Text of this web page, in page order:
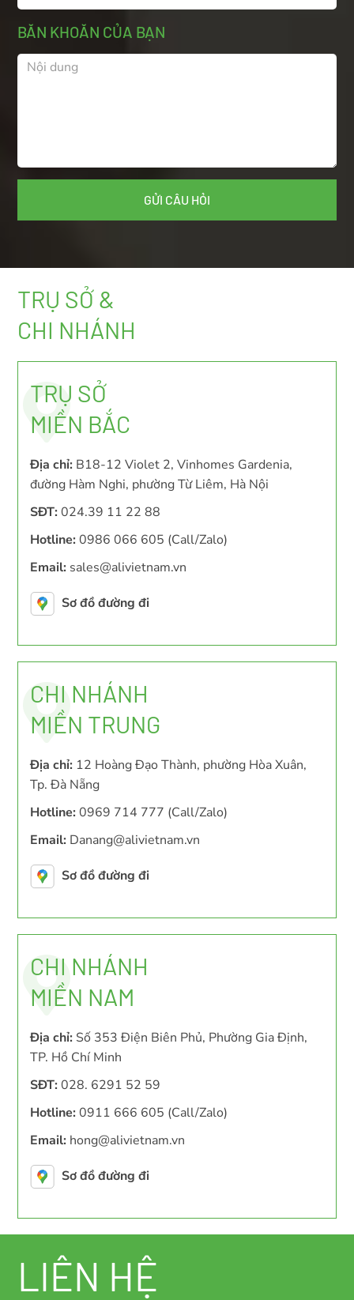
BĂN KHOĂN CỦA BẠN
TRỤ SỞ &
CHI NHÁNH
TRỤ SỞ
MIỀN BẮC
Địa chỉ: B18-12 Violet 2, Vinhomes Gardenia,
đường Hàm Nghi, phường Từ Liêm, Hà Nội
SĐT: 024.39 11 22 88
Hotline: 0986 066 605 (Call/Zalo)
Email: sales@alivietnam.vn
Sơ đồ đường đi
CHI NHÁNH
MIỀN TRUNG
Địa chỉ: 12 Hoàng Đạo Thành, phường Hòa Xuân,
Tp. Đà Nẵng
Hotline: 0969 714 777 (Call/Zalo)
Email: Danang@alivietnam.vn
Sơ đồ đường đi
CHI NHÁNH
MIỀN NAM
Địa chỉ: Số 353 Điện Biên Phủ, Phường Gia Định,
TP. Hồ Chí Minh
SĐT: 028. 6291 52 59
Hotline: 0911 666 605 (Call/Zalo)
Email: hong@alivietnam.vn
Sơ đồ đường đi
LIÊN HỆ